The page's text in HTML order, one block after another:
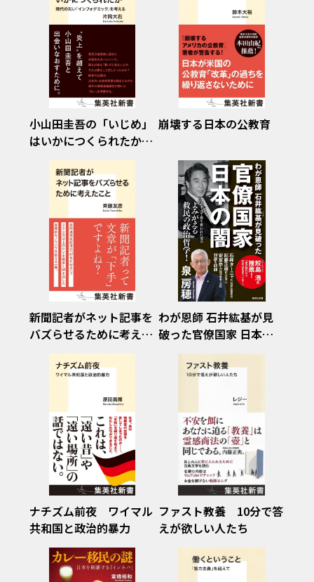
小山田圭吾の「いじめ」
はいかにつくられたか
現代の災い「インフォデ
ミック」を考える
崩壊する日本の公教育
新聞記者がネット記事を
バズらせるために考えた
こと
わが恩師 石井紘基が見
破った官僚国家 日本の
ナチズム前夜 ワイマル
共和国と政治的暴力
ファスト教養 10分で答
えが欲しい人たち